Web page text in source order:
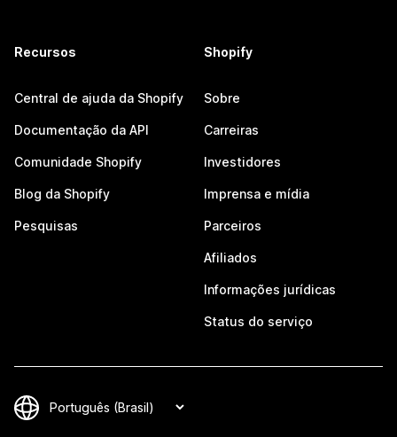
Recursos
Central de ajuda da Shopify
Documentação da API
Comunidade Shopify
Blog da Shopify
Pesquisas
Shopify
Sobre
Carreiras
Investidores
Imprensa e mídia
Parceiros
Afiliados
Informações jurídicas
Status do serviço